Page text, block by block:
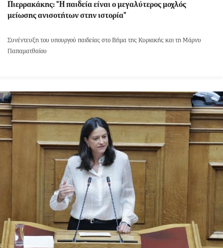
Πιερρακάκης: "Η παιδεία είναι ο μεγαλύτερος μοχλός
μείωσης ανισοτήτων στην ιστορία"
Συνέντευξη του υπουργού παιδείας στο Βήμα της Κυριακής και τη Μάρνυ
Παπαματθαίου